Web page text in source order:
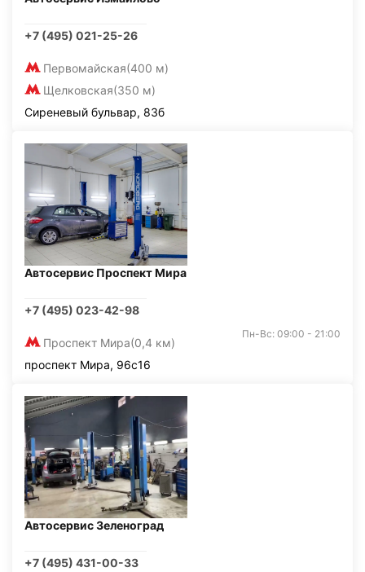
+7 (495) 021-25-26
Первомайская(400 м)
Щелковская(350 м)
Сиреневый бульвар, 83б
Автосервис Проспект Мира
+7 (495) 023-42-98
Проспект Мира(0,4 км)
Пн-Вс: 09:00 - 21:00
проспект Мира, 96с16
Автосервис Зеленоград
+7 (495) 431-00-33